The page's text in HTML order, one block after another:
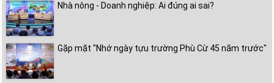
Nhà nông - Doanh nghiệp: Ai đúng ai sai?
Gặp mặt "Nhớ ngày tựu trường Phù Cừ 45 năm trước"